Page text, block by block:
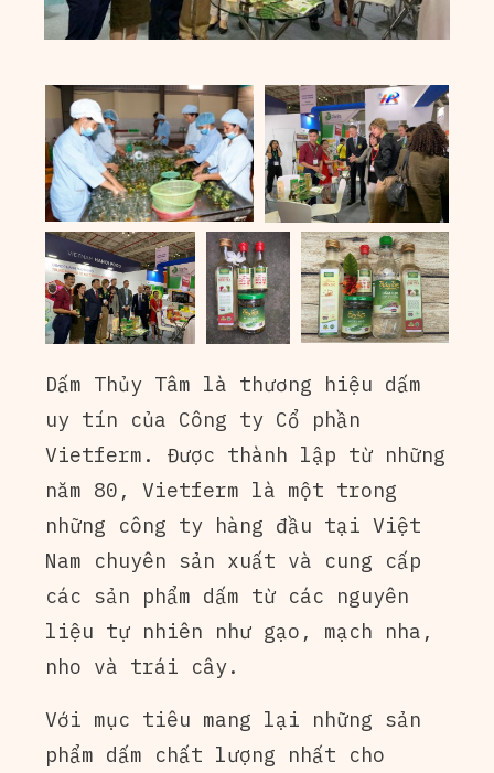
Dấm Thủy Tâm là thương hiệu dấm
uy tín của Công ty Cổ phần
Vietferm. Được thành lập từ những
năm 80, Vietferm là một trong
những công ty hàng đầu tại Việt
Nam chuyên sản xuất và cung cấp
các sản phẩm dấm từ các nguyên
liệu tự nhiên như gạo, mạch nha,
nho và trái cây.
Với mục tiêu mang lại những sản
phẩm dấm chất lượng nhất cho